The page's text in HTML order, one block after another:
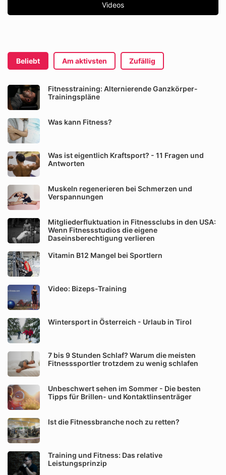
Videos
Beliebt Am aktivsten Zufällig
Fitnesstraining: Alternierende Ganzkörper-
Trainingspläne
Was kann Fitness?
Was ist eigentlich Kraftsport? - 11 Fragen und
Antworten
Muskeln regenerieren bei Schmerzen und
Verspannungen
Mitgliederfluktuation in Fitnessclubs in den USA:
Wenn Fitnessstudios die eigene
Daseinsberechtigung verlieren
Vitamin B12 Mangel bei Sportlern
Video: Bizeps-Training
Wintersport in Österreich - Urlaub in Tirol
7 bis 9 Stunden Schlaf? Warum die meisten
Fitnesssportler trotzdem zu wenig schlafen
Unbeschwert sehen im Sommer - Die besten
Tipps für Brillen- und Kontaktlinsenträger
Ist die Fitnessbranche noch zu retten?
Training und Fitness: Das relative
Leistungsprinzip